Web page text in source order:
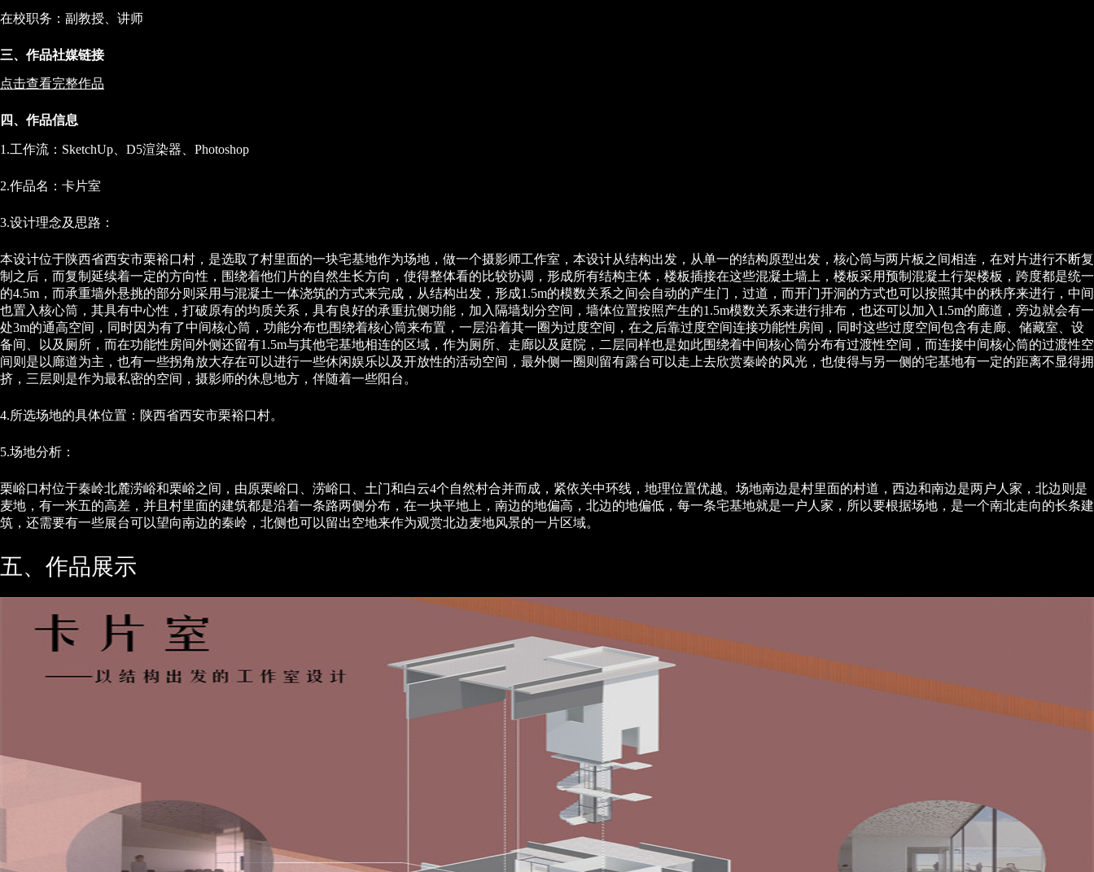
在校职务：副教授、讲师
三、作品社媒链接
点击查看完整作品
四、作品信息
1.工作流：SketchUp、D5渲染器、Photoshop
2.作品名：卡片室
3.设计理念及思路：
本设计位于陕西省西安市栗裕口村，是选取了村里面的一块宅基地作为场地，做一个摄影师工作室，本设计从结构出发，从单一的结构原型出发，核心筒与两片板之间相连，在对片进行不断复
制之后，而复制延续着一定的方向性，围绕着他们片的自然生长方向，使得整体看的比较协调，形成所有结构主体，楼板插接在这些混凝土墙上，楼板采用预制混凝土行架楼板，跨度都是统一
的4.5m，而承重墙外悬挑的部分则采用与混凝土一体浇筑的方式来完成，从结构出发，形成1.5m的模数关系之间会自动的产生门，过道，而开门开洞的方式也可以按照其中的秩序来进行，中间
也置入核心筒，其具有中心性，打破原有的均质关系，具有良好的承重抗侧功能，加入隔墙划分空间，墙体位置按照产生的1.5m模数关系来进行排布，也还可以加入1.5m的廊道，旁边就会有一
处3m的通高空间，同时因为有了中间核心筒，功能分布也围绕着核心筒来布置，一层沿着其一圈为过度空间，在之后靠过度空间连接功能性房间，同时这些过度空间包含有走廊、储藏室、设
备间、以及厕所，而在功能性房间外侧还留有1.5m与其他宅基地相连的区域，作为厕所、走廊以及庭院，二层同样也是如此围绕着中间核心筒分布有过渡性空间，而连接中间核心筒的过渡性空
间则是以廊道为主，也有一些拐角放大存在可以进行一些休闲娱乐以及开放性的活动空间，最外侧一圈则留有露台可以走上去欣赏秦岭的风光，也使得与另一侧的宅基地有一定的距离不显得拥
挤，三层则是作为最私密的空间，摄影师的休息地方，伴随着一些阳台。
4.所选场地的具体位置：陕西省西安市栗裕口村。
5.场地分析：
栗峪口村位于秦岭北麓涝峪和栗峪之间，由原栗峪口、涝峪口、土门和白云4个自然村合并而成，紧依关中环线，地理位置优越。场地南边是村里面的村道，西边和南边是两户人家，北边则是
麦地，有一米五的高差，并且村里面的建筑都是沿着一条路两侧分布，在一块平地上，南边的地偏高，北边的地偏低，每一条宅基地就是一户人家，所以要根据场地，是一个南北走向的长条建
筑，还需要有一些展台可以望向南边的秦岭，北侧也可以留出空地来作为观赏北边麦地风景的一片区域。
五、作品展示